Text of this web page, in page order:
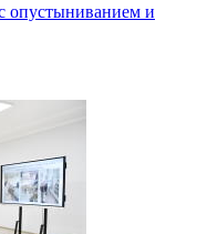
опустыниванием и